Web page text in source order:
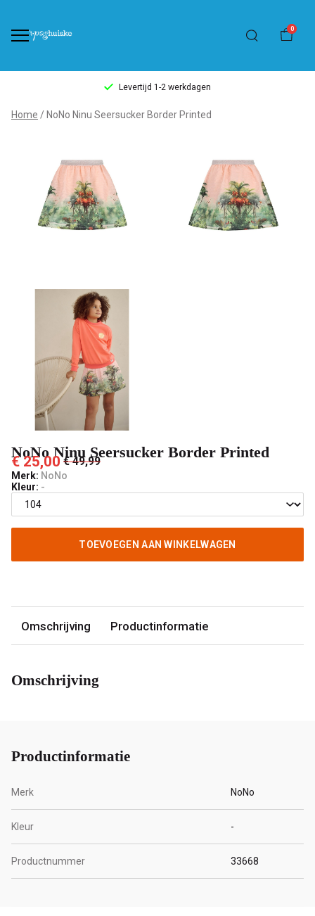
0
Levertijd 1-2 werkdagen
NoNo
Seersucker
Border
Printed
Pashuiske
Home NoNo Ninu Seersucker Border Printed
NoNo Ninu Seersucker Border Printed
€ 25,00 € 49,99
Merk: NoNo
Kleur: -
TOEVOEGEN AAN WINKELWAGEN
Omschrijving Productinformatie
Omschrijving
Productinformatie
Merk NoNo
Kleur -
Productnummer 33668